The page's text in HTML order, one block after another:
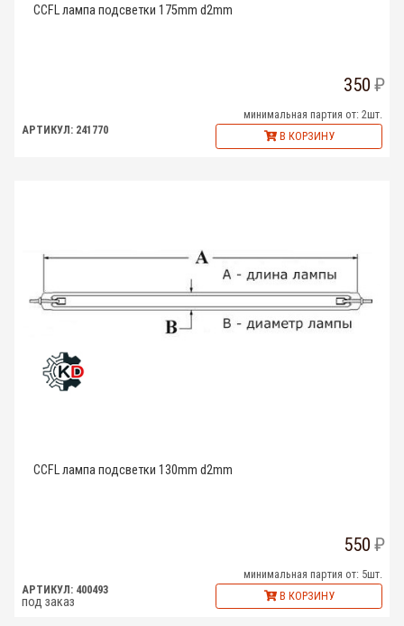
CCFL лампа подсветки 175mm d2mm
350
минимальная партия от: 2шт.
АРТИКУЛ: 241770
В КОРЗИНУ
CCFL лампа подсветки 130mm d2mm
550
минимальная партия от: 5шт.
АРТИКУЛ: 400493
под заказ В КОРЗИНУ